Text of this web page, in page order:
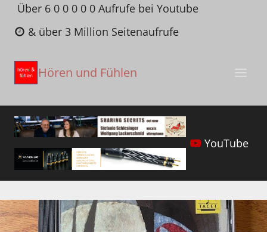
Zum
Inhalt
springen
Über 6 0 0 0 0 0 Aufrufe bei Youtube
& über 3 Million Seitenaufrufe
Hören und Fühlen
YouTube